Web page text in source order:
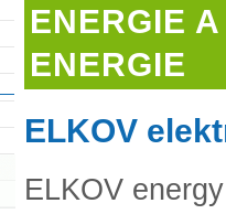
ENERGIE
ENERGIE
ELKOV
ELKOV